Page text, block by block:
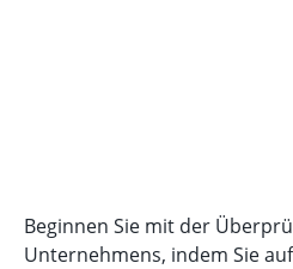
Beginnen Sie mit der
Unternehmens, indem Sie auf